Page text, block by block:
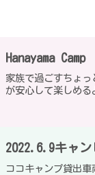
Hanayama Camp
家族で過ごすちょっ
が安心して楽しめ
2022.6.9キャ
ココキャンプ貸出車